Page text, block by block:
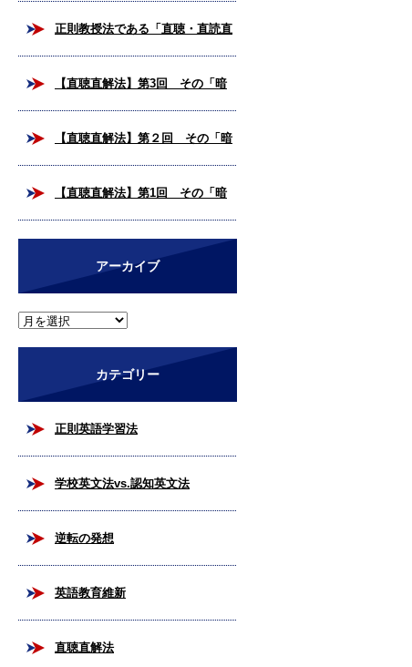
校合格を掴み取ろう！
正則教授法である「直聴・直読直
解法」とは？
【直聴直解法】第3回 その「暗
号解読」、いつまで続けますか？
（完結編）
【直聴直解法】第２回 その「暗
号解読」、いつまで続けますか？
【直聴直解法】第1回 その「暗
号解読」、いつまで続けますか？
アーカイブ
カテゴリー
正則英語学習法
学校英文法vs.認知英文法
逆転の発想
英語教育維新
直聴直解法